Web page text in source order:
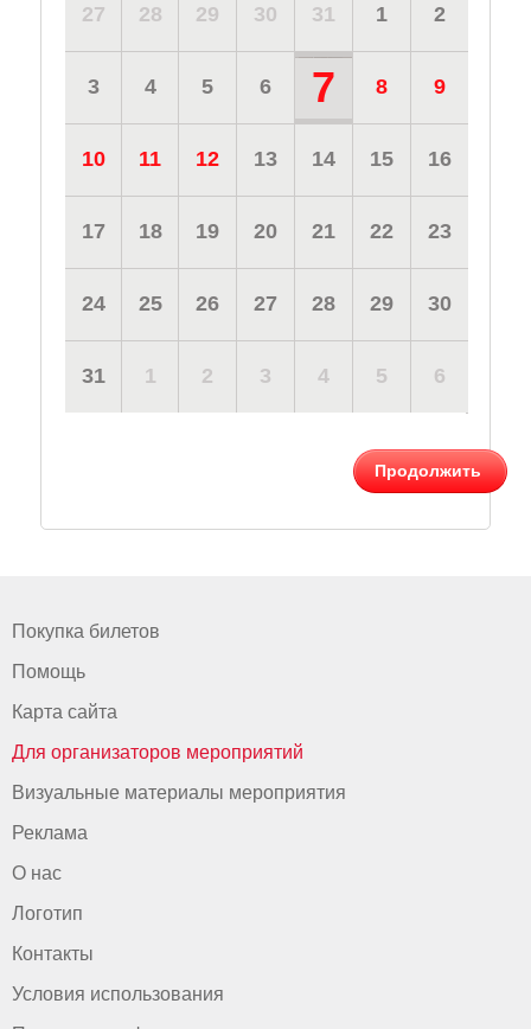
27 28 29 30 31 1 2
3 4 5 6 7 8 9
10 11 12 13 14 15 16
17 18 19 20 21 22 23
24 25 26 27 28 29 30
31 1 2 3 4 5 6
Продолжить
Покупка билетов
Помощь
Карта сайта
Для организаторов мероприятий
Визуальные материалы мероприятия
Реклама
О нас
Логотип
Контакты
Условия использования